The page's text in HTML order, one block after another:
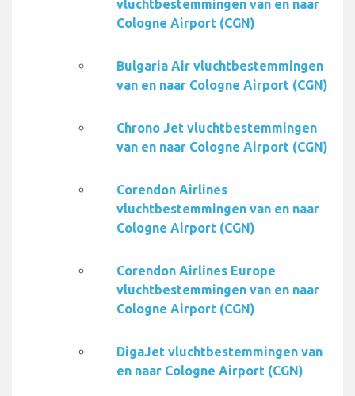
vluchtbestemmingen van en naar
Cologne Airport (CGN)
Bulgaria Air vluchtbestemmingen
van en naar Cologne Airport (CGN)
Chrono Jet vluchtbestemmingen
van en naar Cologne Airport (CGN)
Corendon Airlines
vluchtbestemmingen van en naar
Cologne Airport (CGN)
Corendon Airlines Europe
vluchtbestemmingen van en naar
Cologne Airport (CGN)
DigaJet vluchtbestemmingen van
en naar Cologne Airport (CGN)